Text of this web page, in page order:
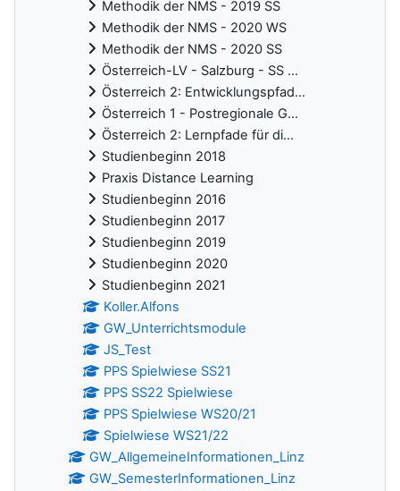
Methodik der NMS - 2019 SS
Methodik der NMS - 2020 WS
Methodik der NMS - 2020 SS
Österreich-LV - Salzburg - SS ...
Österreich 2: Entwicklungspfad...
Österreich 1 - Postregionale G...
Österreich 2: Lernpfade für di...
Studienbeginn 2018
Praxis Distance Learning
Studienbeginn 2016
Studienbeginn 2017
Studienbeginn 2019
Studienbeginn 2020
Studienbeginn 2021
Koller.Alfons
GW_Unterrichtsmodule
JS_Test
PPS Spielwiese SS21
PPS SS22 Spielwiese
PPS Spielwiese WS20/21
Spielwiese WS21/22
GW_AllgemeineInformationen_Linz
GW_SemesterInformationen_Linz